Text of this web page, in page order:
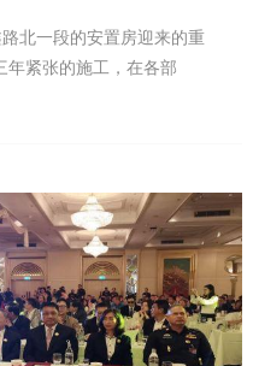
北一段的安置房迎来的重
年紧张的施工，在各部